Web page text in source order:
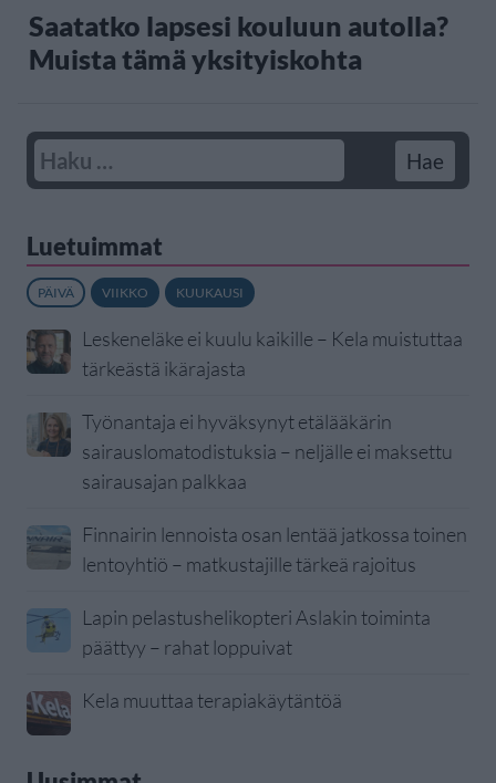
Saatatko lapsesi kouluun autolla?
Muista tämä yksityiskohta
Luetuimmat
PÄIVÄ VIIKKO KUUKAUSI
Leskeneläke ei kuulu kaikille – Kela muistuttaa
tärkeästä ikärajasta
Työnantaja ei hyväksynyt etälääkärin
sairauslomatodistuksia – neljälle ei maksettu
sairausajan palkkaa
Finnairin lennoista osan lentää jatkossa toinen
lentoyhtiö – matkustajille tärkeä rajoitus
Lapin pelastushelikopteri Aslakin toiminta
päättyy – rahat loppuivat
Kela muuttaa terapiakäytäntöä